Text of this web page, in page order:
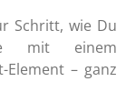
Schritt, wie Du
mit einem
Element – ganz